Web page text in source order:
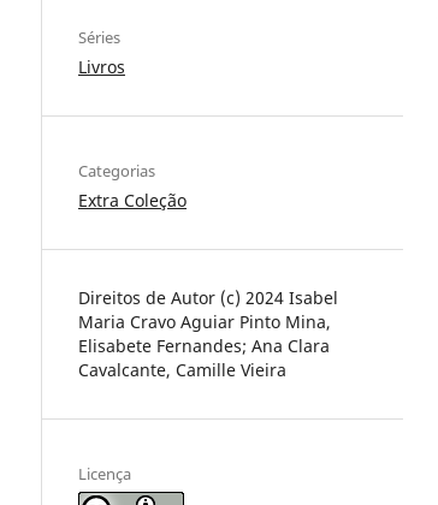
Séries
Livros
Categorias
Extra Coleção
Direitos de Autor (c) 2024 Isabel
Maria Cravo Aguiar Pinto Mina,
Elisabete Fernandes; Ana Clara
Cavalcante, Camille Vieira
Licença